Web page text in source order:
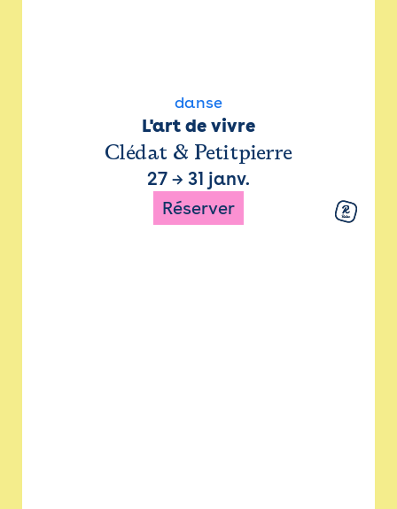
danse
L'art de vivre
Clédat & Petitpierre
27 → 31 janv.
Réserver